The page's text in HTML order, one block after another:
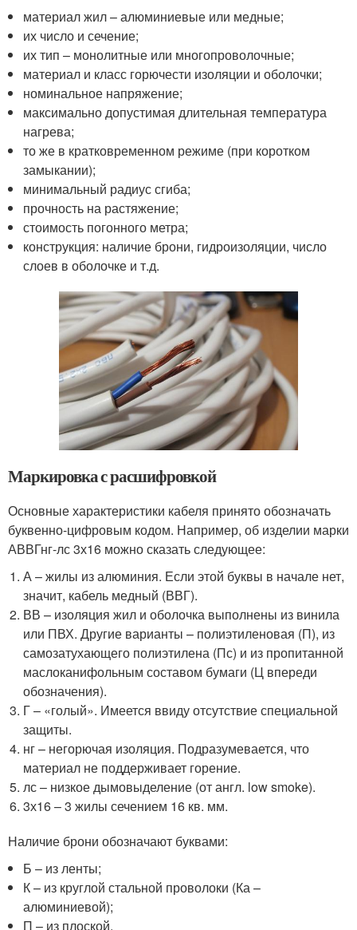
материал жил – алюминиевые или медные;
их число и сечение;
их тип – монолитные или многопроволочные;
материал и класс горючести изоляции и оболочки;
номинальное напряжение;
максимально допустимая длительная температура
нагрева;
то же в кратковременном режиме (при коротком
замыкании);
минимальный радиус сгиба;
прочность на растяжение;
стоимость погонного метра;
конструкция: наличие брони, гидроизоляции, число
слоев в оболочке и т.д.
Маркировка с расшифровкой
Основные характеристики кабеля принято обозначать
буквенно-цифровым кодом. Например, об изделии марки
АВВГнг-лс 3х16 можно сказать следующее:
А – жилы из алюминия. Если этой буквы в начале нет,
значит, кабель медный (ВВГ).
ВВ – изоляция жил и оболочка выполнены из винила
или ПВХ. Другие варианты – полиэтиленовая (П), из
самозатухающего полиэтилена (Пс) и из пропитанной
маслоканифольным составом бумаги (Ц впереди
обозначения).
Г – «голый». Имеется ввиду отсутствие специальной
защиты.
нг – негорючая изоляция. Подразумевается, что
материал не поддерживает горение.
лс – низкое дымовыделение (от англ. low smoke).
3х16 – 3 жилы сечением 16 кв. мм.
Наличие брони обозначают буквами:
Б – из ленты;
К – из круглой стальной проволоки (Ка –
алюминиевой);
П – из плоской.